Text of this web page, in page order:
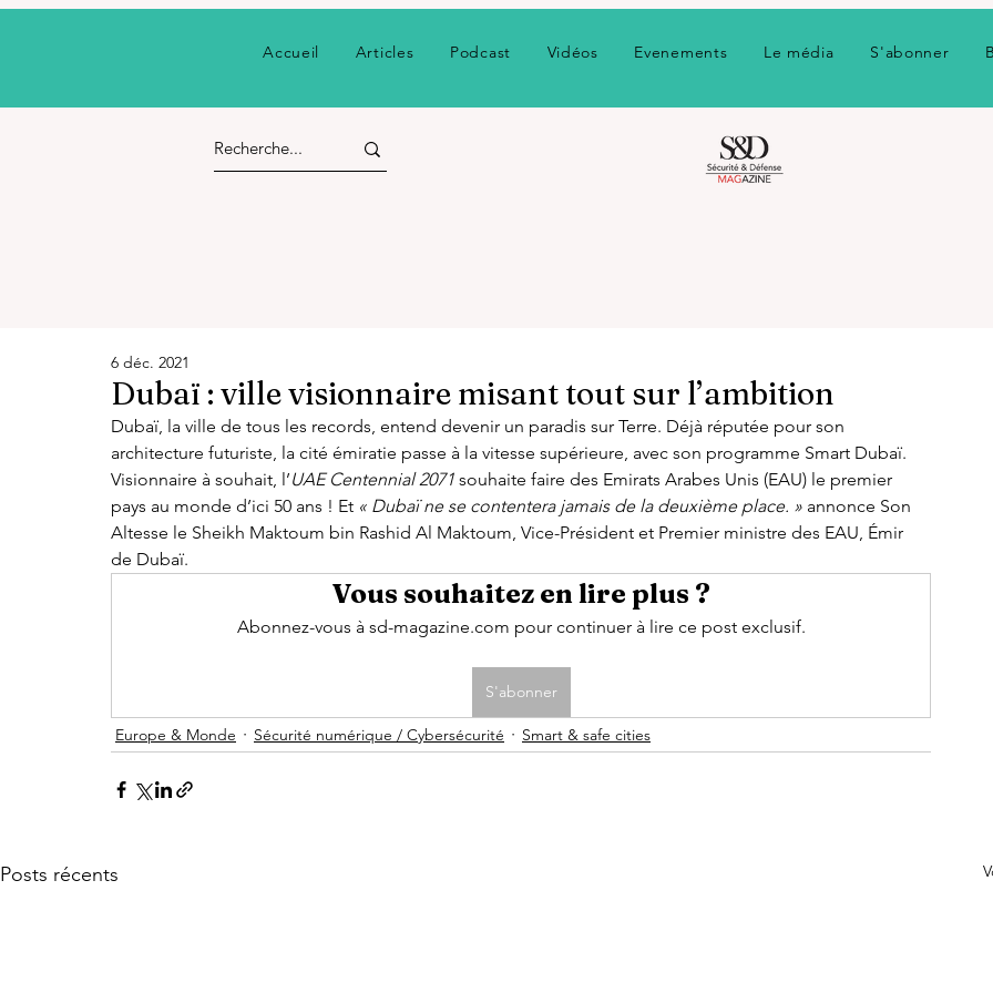
Accueil Articles Podcast Vidéos Evenements Le média S'abonner
Dubaï : ville visionnaire misant tout sur l’ambition
6 déc. 2021
Dubaï, la ville de tous les records, entend devenir un paradis sur Terre. Déjà réputée pour son
architecture futuriste, la cité émiratie passe à la vitesse supérieure, avec son programme Smart Dubaï.
Visionnaire à souhait, l’UAE Centennial 2071 souhaite faire des Emirats Arabes Unis (EAU) le premier
pays au monde d’ici 50 ans ! Et « Dubaï ne se contentera jamais de la deuxième place. » annonce Son
Altesse le Sheikh Maktoum bin Rashid Al Maktoum, Vice-Président et Premier ministre des EAU, Émir
de Dubaï.
Vous souhaitez en lire plus ?
Abonnez-vous à sd-magazine.com pour continuer à lire ce post exclusif.
S'abonner
Europe & Monde Sécurité numérique / Cybersécurité Smart & safe cities
Posts récents